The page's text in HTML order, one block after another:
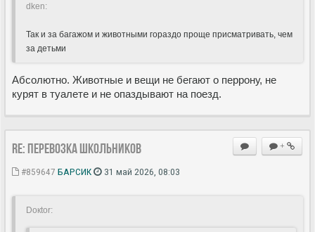
dken:
Так и за багажом и животными гораздо проще присматривать, чем
за детьми
Абсолютно. Животные и вещи не бегают о перрону, не
курят в туалете и не опаздывают на поезд.
+
Re: Перевозка школьников
#859647 БАРСИК 31 май 2026, 08:03
Doкtor: